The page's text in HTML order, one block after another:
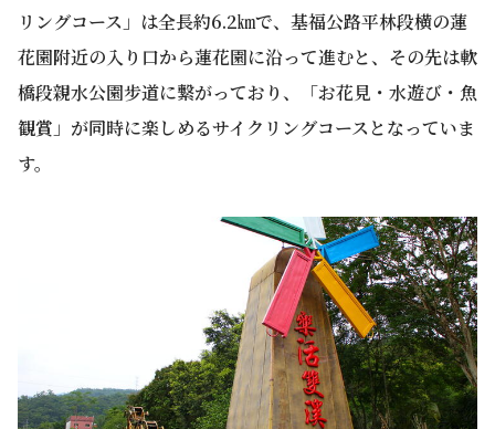
リングコース」は全長約6.2㎞で、基福公路平林段横の蓮
花園附近の入り口から蓮花園に沿って進むと、その先は軟
橋段親水公園步道に繋がっており、「お花見・水遊び・魚
観賞」が同時に楽しめるサイクリングコースとなっていま
す。